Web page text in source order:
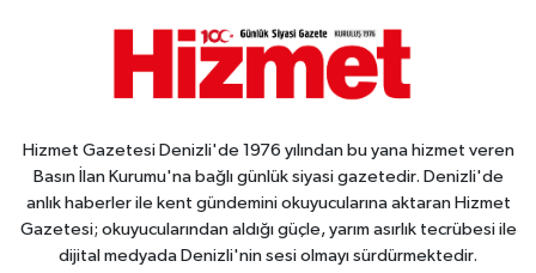
Hizmet Gazetesi Denizli'de 1976 yılından bu yana hizmet veren
Basın İlan Kurumu'na bağlı günlük siyasi gazetedir. Denizli'de
anlık haberler ile kent gündemini okuyucularına aktaran Hizmet
Gazetesi; okuyucularından aldığı güçle, yarım asırlık tecrübesi ile
dijital medyada Denizli'nin sesi olmayı sürdürmektedir.